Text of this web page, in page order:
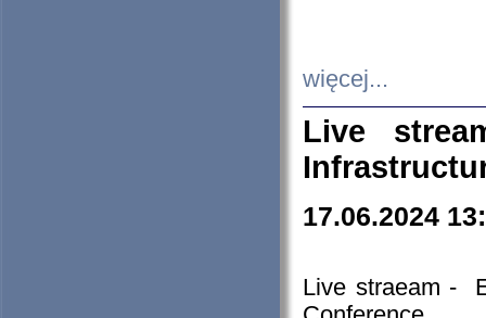
więcej...
Live
17.06.2024
Live straeam -